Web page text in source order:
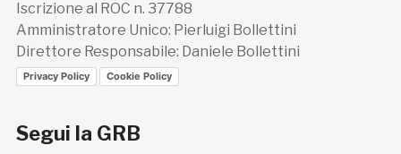
Iscrizione al ROC n. 37788
Amministratore Unico: Pierluigi Bollettini
Direttore Responsabile: Daniele Bollettini
Privacy Policy Cookie Policy
Segui la GRB